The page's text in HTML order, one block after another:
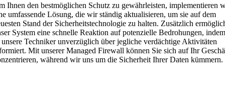
Ihnen den bestmöglichen Schutz zu gewährleisten, implementieren
umfassende Lösung, die wir ständig aktualisieren, um sie auf dem
Stand der Sicherheitstechnologie zu halten. Zusätzlich
System eine schnelle Reaktion auf potenzielle Bedrohungen,
unsere Techniker unverzüglich über jegliche verdächtige Aktivitäten
Mit unserer Managed Firewall können Sie sich auf Ihr
während wir uns um die Sicherheit Ihrer Daten kümmern.